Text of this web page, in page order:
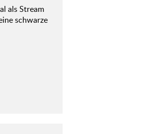
als Stream
schwarze